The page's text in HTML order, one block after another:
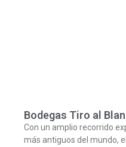
Bodegas Tiro al
Con un amplio recorrido
más antiguos del mundo,